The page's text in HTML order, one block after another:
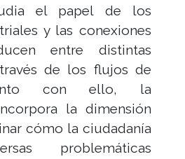
el papel de los
y las conexiones
entre distintas
de los flujos de
con ello, la
la dimensión
cómo la ciudadanía
problemáticas